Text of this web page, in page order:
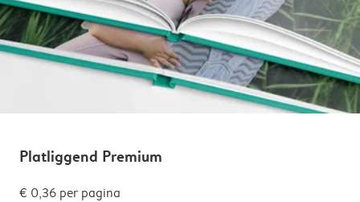
Platliggend Premium
€ 0,36 per pagina